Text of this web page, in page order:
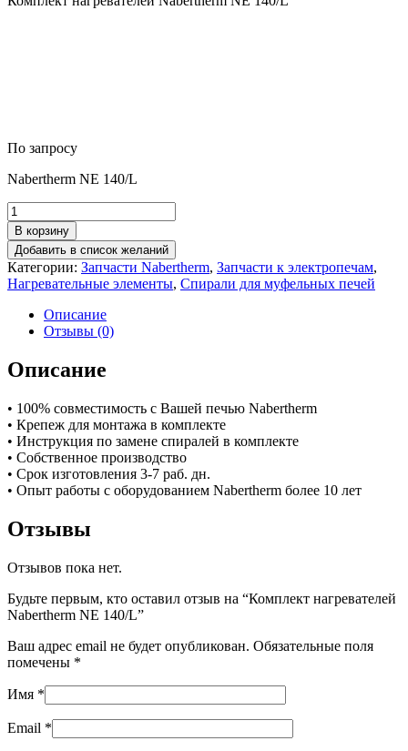
По запросу
Nabertherm NE 140/L
Количество
товара
Комплект
нагревателей
Nabertherm
NE
В корзину
Добавить в список желаний
Категории: Запчасти Nabertherm, Запчасти к электропечам,
Нагревательные элементы, Спирали для муфельных печей
Описание
Отзывы (0)
Описание
• 100% совместимость с Вашей печью Nabertherm
• Крепеж для монтажа в комплекте
• Инструкция по замене спиралей в комплекте
• Собственное производство
• Срок изготовления 3-7 раб. дн.
• Опыт работы с оборудованием Nabertherm более 10 лет
Отзывы
Отзывов пока нет.
Будьте первым, кто оставил отзыв на “Комплект нагревателей
Nabertherm NE 140/L”
Ваш адрес email не будет опубликован. Обязательные поля
помечены *
Имя *
Email *